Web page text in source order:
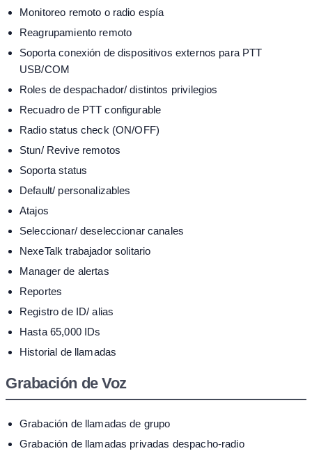
Monitoreo remoto o radio espía
Reagrupamiento remoto
Soporta conexión de dispositivos externos para PTT
USB/COM
Roles de despachador/ distintos privilegios
Recuadro de PTT configurable
Radio status check (ON/OFF)
Stun/ Revive remotos
Soporta status
Default/ personalizables
Atajos
Seleccionar/ deseleccionar canales
NexeTalk trabajador solitario
Manager de alertas
Reportes
Registro de ID/ alias
Hasta 65,000 IDs
Historial de llamadas
Grabación de Voz
Grabación de llamadas de grupo
Grabación de llamadas privadas despacho-radio